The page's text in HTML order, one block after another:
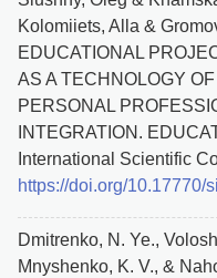
Kolomiiets, Alla &
EDUCATIONAL
AS A TECHNOLOGY
PERSONAL
INTEGRATION.
International Scientific
https://doi.org/10.17770/
Dmitrenko, N. Ye.,
Mnyshenko, K. V., &